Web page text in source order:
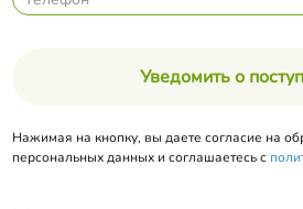
Уведомить о
Нажимая на кнопку, вы даете согласие на
персональных данных и соглашаетесь с